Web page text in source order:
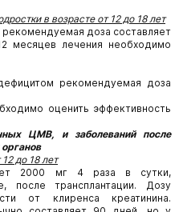
в возрасте от 12 до 18 лет
доза составляет
месяцев лечения необходимо
рекомендуемая доза
оценить эффективность
ЦМВ, и заболеваний после
до 18 лет
2000 мг 4 раза в сутки,
после трансплантации. Дозу
от клиренса креатинина.